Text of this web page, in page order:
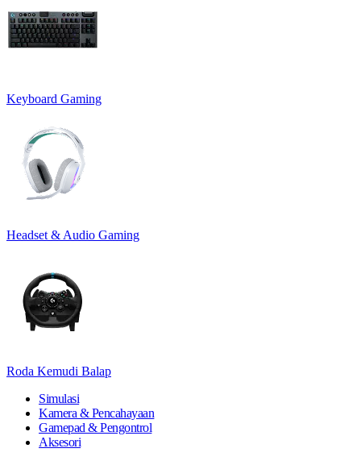
Keyboard Gaming
Headset & Audio Gaming
Roda Kemudi Balap
Simulasi
Kamera & Pencahayaan
Gamepad & Pengontrol
Aksesori